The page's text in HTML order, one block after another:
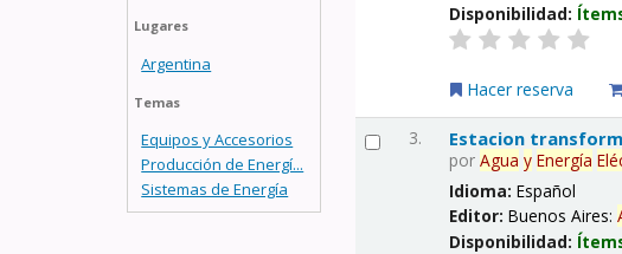
Lugares
Argentina
Temas
Equipos y Accesorios
Producción de Energí...
Sistemas de Energía
Disponibilidad:
Hacer reserva
3. Estacion
porAgua y Energía
Idioma:Español
Editor:Buenos Aires:
Disponibilidad: